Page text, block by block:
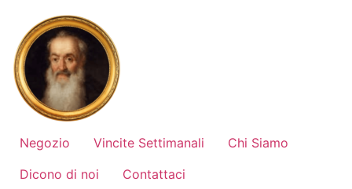
contenuto
Negozio Vincite Settimanali
Chi Siamo
Dicono di noi
Contattaci